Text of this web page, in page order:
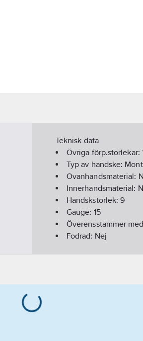
Teknisk data
Övriga förp.storlekar:
Typ av handske:
Ovanhandsmaterial:
Innerhandsmaterial:
Handskstorlek:9
Gauge: 15
Överensstämmer
Fodrad: Nej